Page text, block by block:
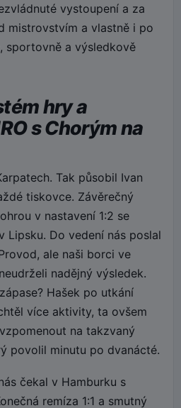
vystoupení a za
mistrovstvím a vlastně i po
sportovně a výsledkově
hry a
s Chorým na
Tak působil Ivan
tiskovce. Závěrečný
v nastavení 1:2 se
Lipsku. Do vedení nás poslal
ale naši borci ve
nadějný výsledek.
Hašek po utkání
více aktivity, ta ovšem
na takzvaný
povolil minutu po dvanácté.
čekal v Hamburku s
remíza 1:1 a smutný